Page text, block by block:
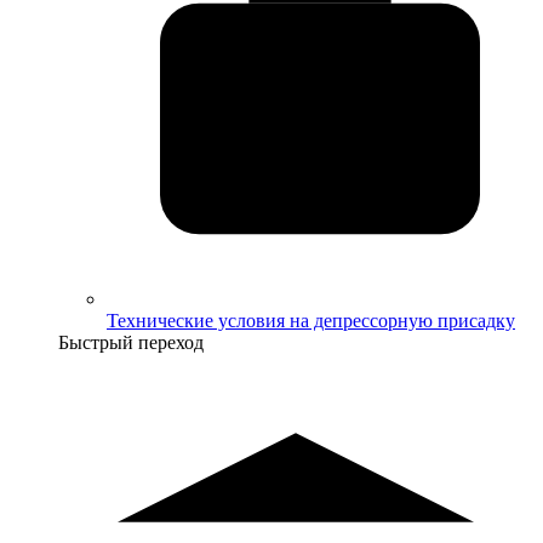
Технические условия на депрессорную присадку
Быстрый переход